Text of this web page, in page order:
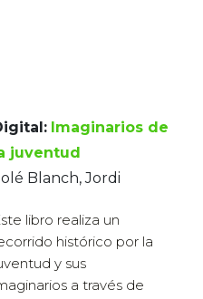
Imaginarios de
juventud
Blanch, Jordi
libro realiza un
histórico por la
y sus
a través de